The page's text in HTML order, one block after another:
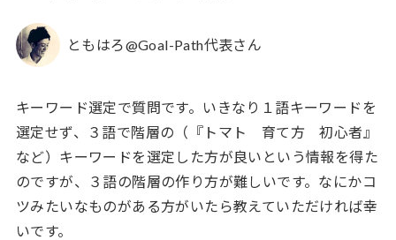
ともはろ@Goal-Path代表さん
キーワード選定で質問です。いきなり１語キーワードを
選定せず、３語で階層の（『トマト 育て方 初心者』
など）キーワードを選定した方が良いという情報を得た
のですが、３語の階層の作り方が難しいです。なにかコ
ツみたいなものがある方がいたら教えていただければ幸
いです。